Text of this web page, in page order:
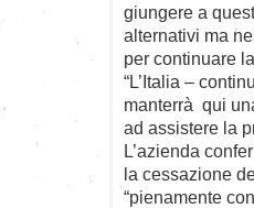
giungere a
alternativi ma
per continuare
“L’Italia –
manterrà qui
ad assistere la
L’azienda
la cessazione
“pienamente